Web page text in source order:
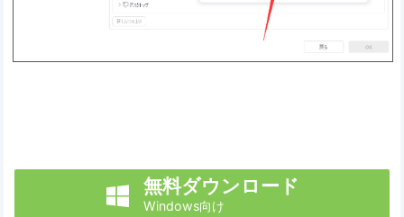
 無料ダウンロード
Windows向け